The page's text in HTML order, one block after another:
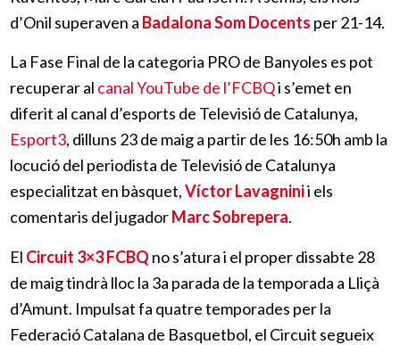
d’Onil superaven a Badalona Som Docents per 21-14.
La Fase Final de la categoria PRO de Banyoles es pot
recuperar al canal YouTube de l’FCBQi s’emet en
diferit al canal d’esports de Televisió de Catalunya,
Esport3, dilluns 23 de maig a partir de les 16:50h amb la
locució del periodista de Televisió de Catalunya
especialitzat en bàsquet,Víctor Lavagninii els
comentaris del jugadorMarc Sobrepera.
El Circuit 3×3 FCBQ no s’atura i el proper dissabte 28
de maig tindrà lloc la 3a parada de la temporada a Lliçà
d’Amunt. Impulsat fa quatre temporades per la
Federació Catalana de Basquetbol, el Circuit segueix